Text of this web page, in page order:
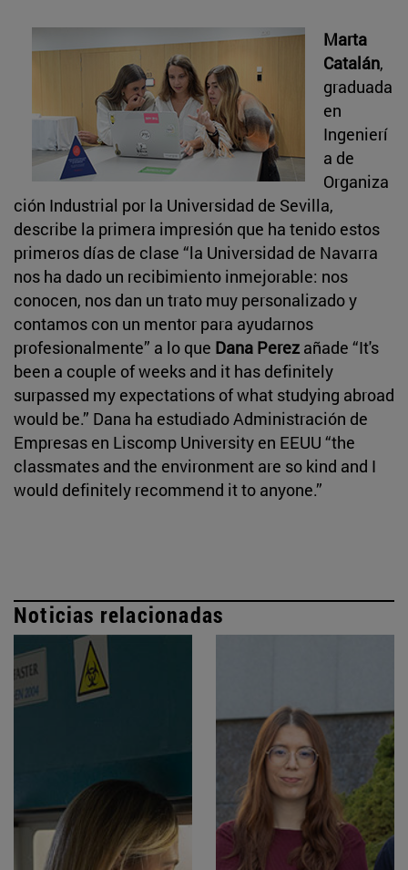
Marta
Catalán,
graduada
en
Ingenierí
a de
Organiza
ción Industrial por la Universidad de Sevilla,
describe la primera impresión que ha tenido estos
primeros días de clase “la Universidad de Navarra
nos ha dado un recibimiento inmejorable: nos
conocen, nos dan un trato muy personalizado y
contamos con un mentor para ayudarnos
profesionalmente” a lo que Dana Perez añade “It's
been a couple of weeks and it has definitely
surpassed my expectations of what studying abroad
would be.” Dana ha estudiado Administración de
Empresas en Liscomp University en EEUU “the
classmates and the environment are so kind and I
would definitely recommend it to anyone.”
Noticias relacionadas